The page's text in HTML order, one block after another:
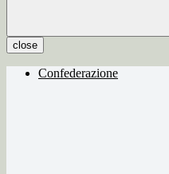
close
Confederazione